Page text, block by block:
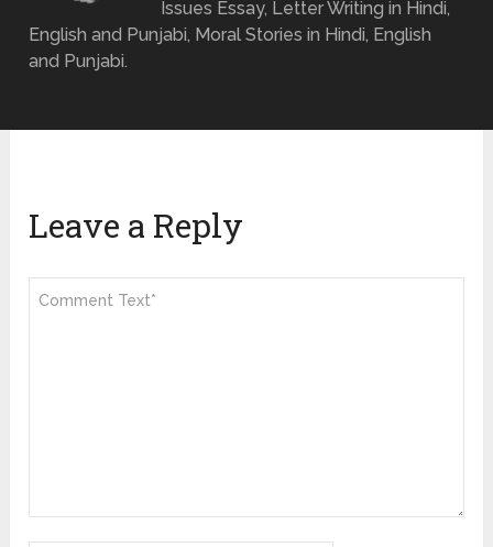
Issues Essay, Letter Writing in Hindi,
English and Punjabi, Moral Stories in Hindi, English
and Punjabi.
Leave a Reply